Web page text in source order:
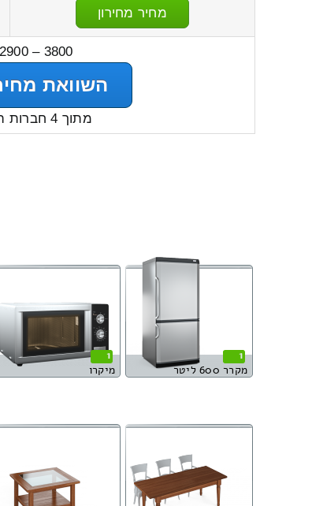
מחיר מחירון
3800 – 2900 ₪
השוואת
מתוך 4 חברות הובלות
1
מקרר 600 ליטר
1
מיקרו